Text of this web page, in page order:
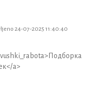
24-07-2025 11:40:40
a>